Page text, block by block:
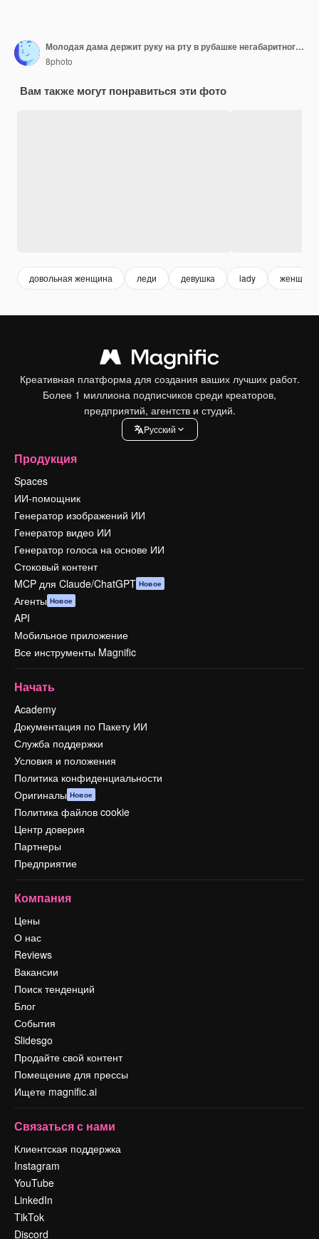
Молодая дама держит руку на рту в рубашке негабаритного размера и выглядит довольной. передний план.
8photo
Вам также могут понравиться эти фото
довольная женщина леди девушка lady женщина
Креативная платформа для создания ваших лучших работ.
Более 1 миллиона подписчиков среди креаторов,
предприятий, агентств и студий.
Pусский
Продукция
Spaces
ИИ-помощник
Генератор изображений ИИ
Генератор видео ИИ
Генератор голоса на основе ИИ
Стоковый контент
MCP для Claude/ChatGPT Новое
Агенты Новое
API
Мобильное приложение
Все инструменты Magnific
Начать
Academy
Документация по Пакету ИИ
Служба поддержки
Условия и положения
Политика конфиденциальности
Оригиналы Новое
Политика файлов cookie
Центр доверия
Партнеры
Предприятие
Компания
Цены
О нас
Reviews
Вакансии
Поиск тенденций
Блог
События
Slidesgo
Продайте свой контент
Помещение для прессы
Ищете magnific.ai
Связаться с нами
Клиентская поддержка
Instagram
YouTube
LinkedIn
TikTok
Discord